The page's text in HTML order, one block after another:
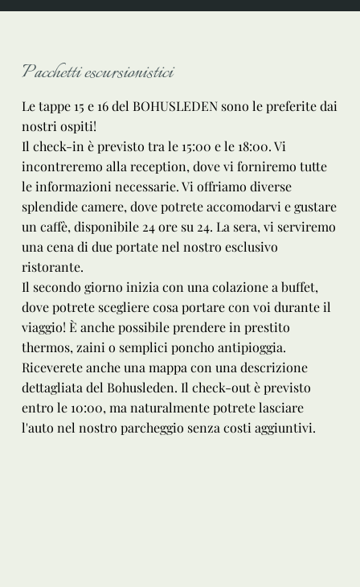
Pacchetti escursionistici
Le tappe 15 e 16 del BOHUSLEDEN sono le preferite dai
nostri ospiti!
Il check-in è previsto tra le 15:00 e le 18:00. Vi
incontreremo alla reception, dove vi forniremo tutte
le informazioni necessarie. Vi offriamo diverse
splendide camere, dove potrete accomodarvi e gustare
un caffè, disponibile 24 ore su 24. La sera, vi serviremo
una cena di due portate nel nostro esclusivo
ristorante.
Il secondo giorno inizia con una colazione a buffet,
dove potrete scegliere cosa portare con voi durante il
viaggio! È anche possibile prendere in prestito
thermos, zaini o semplici poncho antipioggia.
Riceverete anche una mappa con una descrizione
dettagliata del Bohusleden. Il check-out è previsto
entro le 10:00, ma naturalmente potrete lasciare
l'auto nel nostro parcheggio senza costi aggiuntivi.